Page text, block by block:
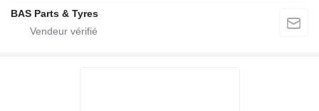
BAS Parts & Tyres